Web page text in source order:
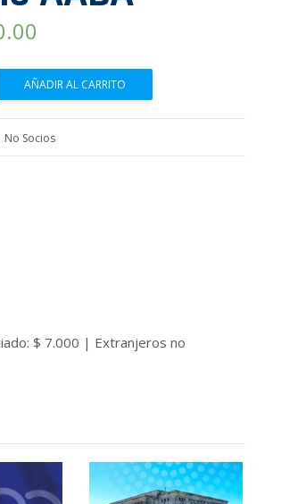
AÑADIR AL CARRITO
No Socios
$ 7.000 | Extranjeros no